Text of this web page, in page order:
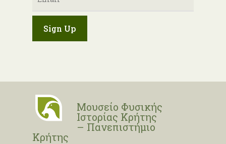
Μουσείο Φυσικής
Ιστορίας Κρήτης
– Πανεπιστήμιο
Κρήτης